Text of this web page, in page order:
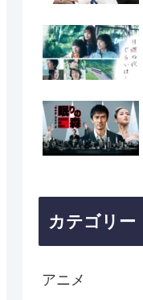
カテゴリー
アニメ